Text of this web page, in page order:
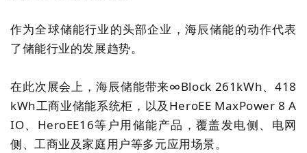
作为全球储能行业的头部企业，海辰储能的动作代表
了储能行业的发展趋势。
在此次展会上，海辰储能带来∞Block 261kWh、418
kWh工商业储能系统柜，以及HeroEE MaxPower 8 A
IO、HeroEE16等户用储能产品，覆盖发电侧、电网
侧、工商业及家庭用户等多元应用场景。